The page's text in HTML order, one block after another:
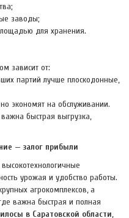
заводы;
для хранения.
зависит от:
партий лучше плоскодонные,
экономят на обслуживании.
быстрая выгрузка,
— залог прибыли
урожая и удобство работы.
агрокомплексов, а
важна быстрая и полная
в Саратовской области,